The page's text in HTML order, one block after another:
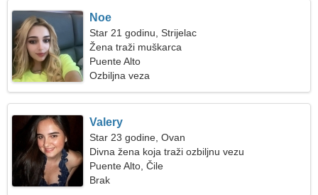
Noe
Star 21 godinu, Strijelac
Žena traži muškarca
Puente Alto
Ozbiljna veza
Valery
Star 23 godine, Ovan
Divna žena koja traži ozbiljnu vezu
Puente Alto, Čile
Brak